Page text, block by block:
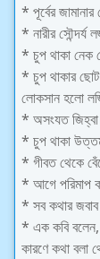
* পূর্বের
* নারীর সৌন্দর্য
* চুপ থাকা নেক
* চুপ থাকার ছোট
লোকসান হলো
* অসংযত জিহ্বা
* চুপ থাকা
* গীবত থেকে
* আগে পরিমাপ
* সব কথার
* এক কবি বলেন,
কারণে কথা বলা